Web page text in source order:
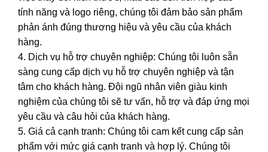
tính năng và logo riêng, chúng tôi đảm bảo sản phẩm
phản ánh đúng thương hiệu và yêu cầu của khách
hàng.
4. Dịch vụ hỗ trợ chuyên nghiệp: Chúng tôi luôn sẵn
sàng cung cấp dịch vụ hỗ trợ chuyên nghiệp và tận
tâm cho khách hàng. Đội ngũ nhân viên giàu kinh
nghiệm của chúng tôi sẽ tư vấn, hỗ trợ và đáp ứng mọi
yêu cầu và câu hỏi của khách hàng.
5. Giá cả cạnh tranh: Chúng tôi cam kết cung cấp sản
phẩm với mức giá cạnh tranh và hợp lý. Chúng tôi